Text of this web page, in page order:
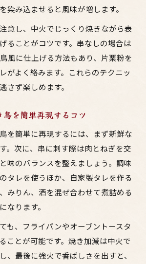
染み込ませると風味が増します。
意し、中火でじっくり焼きながら表
ることがコツです。串なしの場合は
風に仕上げる方法もあり、片栗粉を
がよく絡みます。これらのテクニッ
さず楽しめます。
を簡単再現するコツ
を簡単に再現するには、まず新鮮な
。次に、串に刺す際は肉とねぎを交
味のバランスを整えましょう。調味
タレを使うほか、自家製タレを作る
みりん、酒を混ぜ合わせて煮詰める
なります。
も、フライパンやオーブントースタ
ことが可能です。焼き加減は中火で
、最後に強火で香ばしさを出すと、